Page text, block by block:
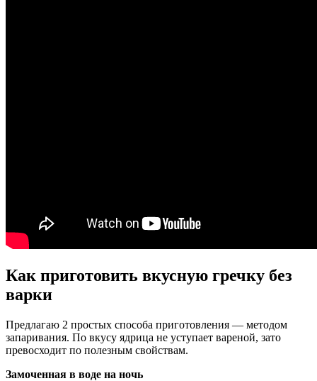
Как приготовить вкусную гречку без
варки
Предлагаю 2 простых способа приготовления — методом
запаривания. По вкусу ядрица не уступает вареной, зато
превосходит по полезным свойствам.
Замоченная в воде на ночь